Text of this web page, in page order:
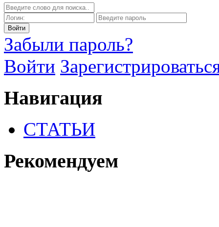
Забыли пароль?
Войти
Навигация
СТАТЬИ
Рекомендуем